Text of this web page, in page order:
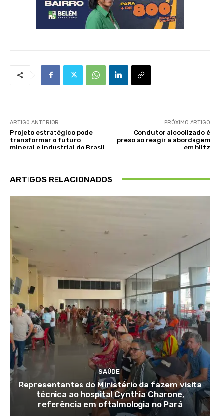
ARTIGO ANTERIOR
Projeto estratégico pode
transformar o futuro
mineral e industrial do Brasil
PRÓXIMO ARTIGO
Condutor alcoolizado é
preso ao reagir a abordagem
em blitz
ARTIGOS RELACIONADOS
SAÚDE
Representantes do Ministério da fazem visita
técnica ao hospital Cynthia Charone,
referência em oftalmologia no Pará